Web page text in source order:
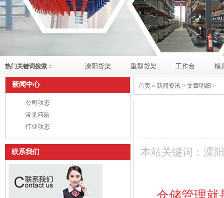
热门关键词搜索： 溧阳货架 重型货架 工作台 模
新闻中心
公司动态
常见问题
行业动态
联系我们
首页 » 新闻资讯 > 文章明细 >
本站关键词： 溧
仓储管理就